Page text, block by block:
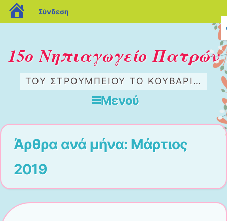
15ο Νηπιαγωγείο Πατρών
ΤΟΥ ΣΤΡΟΥΜΠΕΊΟΥ ΤΟ ΚΟΥΒΆΡΙ…
Μενού
Άρθρα ανά μήνα: Μάρτιος
2019
blogs.sch.gr
Σύνδεση